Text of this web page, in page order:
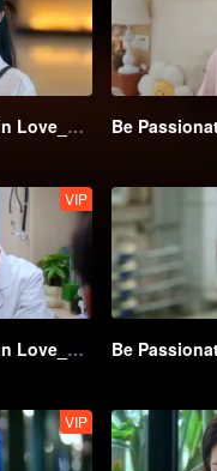
Be Passionately in Love_第07話
VIP
Be Passionately in Love_第12話
VIP